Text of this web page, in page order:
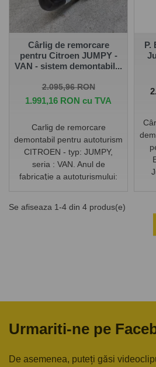
Cârlig de remorcare
pentru Citroen JUMPY -
VAN - sistem demontabil...
Pret de baza
2.095,96 RONPret
1.991,16 RON cu TVA
Carlig de remorcare
demontabil pentru autoturism
CITROEN - typ: JUMPY,
seria : VAN. Anul de
fabricaţie a autoturismului:
P.
Se afiseaza 1-4 din 4 produs(e)
Urmariti-ne pe
De asemenea, puteți găsi